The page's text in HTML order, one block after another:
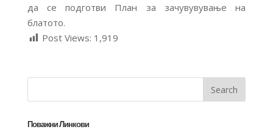
да се подготви План за зачувувување на
блатото.
Post Views: 1,919
Поважни Линкови